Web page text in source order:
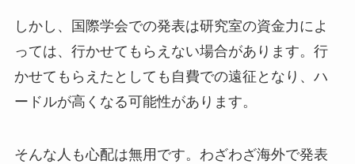
しかし、国際学会での発表は研究室の資金力によ
っては、行かせてもらえない場合があります。行
かせてもらえたとしても自費での遠征となり、ハ
ードルが高くなる可能性があります。
そんな人も心配は無用です。わざわざ海外で発表